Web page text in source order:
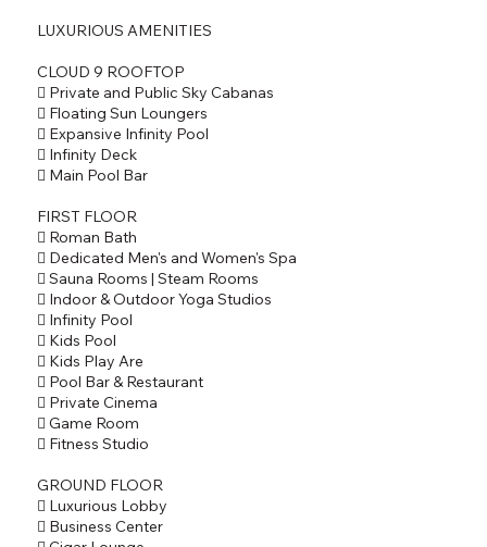
LUXURIOUS AMENITIES
CLOUD 9 ROOFTOP
 Private and Public Sky Cabanas
 Floating Sun Loungers
 Expansive Infinity Pool
 Infinity Deck
 Main Pool Bar
FIRST FLOOR
 Roman Bath
 Dedicated Men's and Women's Spa
 Sauna Rooms | Steam Rooms
 Indoor & Outdoor Yoga Studios
 Infinity Pool
 Kids Pool
 Kids Play Are
 Pool Bar & Restaurant
 Private Cinema
 Game Room
 Fitness Studio
GROUND FLOOR
 Luxurious Lobby
 Business Center